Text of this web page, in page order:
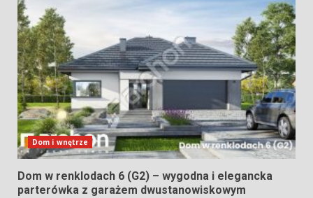
Dom i wnętrze
Dom w renklodach 6 (G2) – wygodna i elegancka
parterówka z garażem dwustanowiskowym